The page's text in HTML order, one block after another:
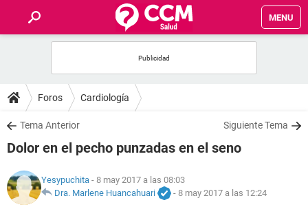
MENU
FOROS
SALUD
NUTRICIÓN
Foros Cardiología
Tema Anterior Siguiente Tema
Dolor en el pecho punzadas en el seno
Yesypuchita - 8 may 2017 a las 08:03
Dra. Marlene Huancahuari
- 8 may 2017 a las 12:24